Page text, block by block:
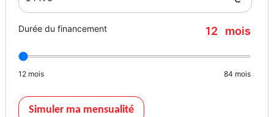
Durée du financement 12 mois
12 mois 84 mois
Simuler ma mensualité